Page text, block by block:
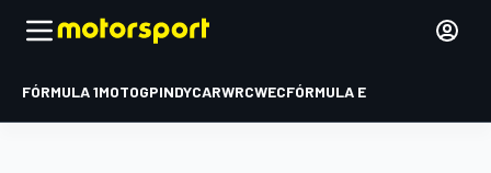
FÓRMULA 1MOTOGPINDYCARWRCWECFÓRMULA E